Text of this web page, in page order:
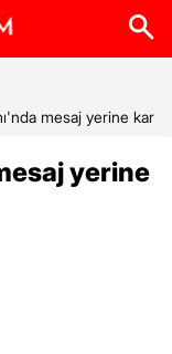
mesaj yerine
yerine